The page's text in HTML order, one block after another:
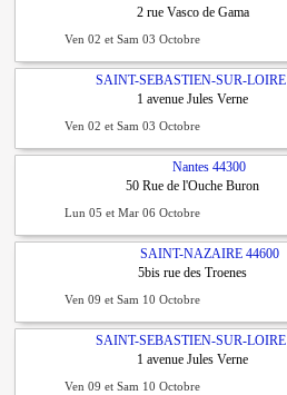
2 rue Vasco de Gama
Ven 02 et Sam 03 Octobre
SAINT-SEBASTIEN-SUR-LOIRE
1 avenue Jules Verne
Ven 02 et Sam 03 Octobre
Nantes 44300
50 Rue de l'Ouche Buron
Lun 05 et Mar 06 Octobre
SAINT-NAZAIRE 44600
5bis rue des Troenes
Ven 09 et Sam 10 Octobre
SAINT-SEBASTIEN-SUR-LOIRE
1 avenue Jules Verne
Ven 09 et Sam 10 Octobre